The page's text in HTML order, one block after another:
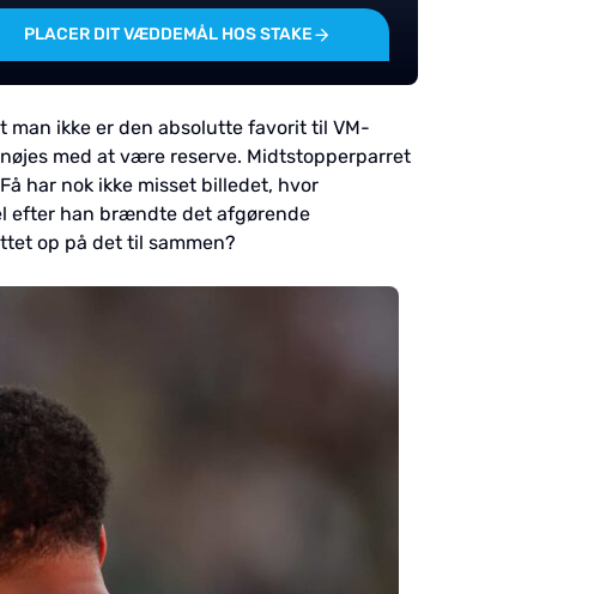
PLACER DIT VÆDDEMÅL HOS STAKE
man ikke er den absolutte favorit til VM-
med at være reserve. Midtstopperparret
har nok ikke misset billedet, hvor
efter han brændte det afgørende
op på det til sammen?